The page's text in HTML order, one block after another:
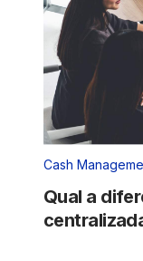
Cash
Qual a